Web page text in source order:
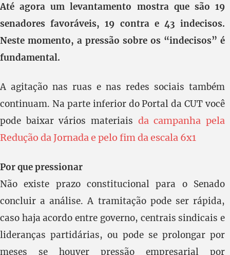
Até agora um levantamento mostra que são 19
senadores favoráveis, 19 contra e 43 indecisos.
Neste momento, a pressão sobre os “indecisos” é
fundamental.
A agitação nas ruas e nas redes sociais também
continuam. Na parte inferior do Portal da CUT você
pode baixar vários materiais da campanha pela
Redução da Jornada e pelo fim da escala 6x1
Por que pressionar
Não existe prazo constitucional para o Senado
concluir a análise. A tramitação pode ser rápida,
caso haja acordo entre governo, centrais sindicais e
lideranças partidárias, ou pode se prolongar por
meses se houver pressão empresarial por